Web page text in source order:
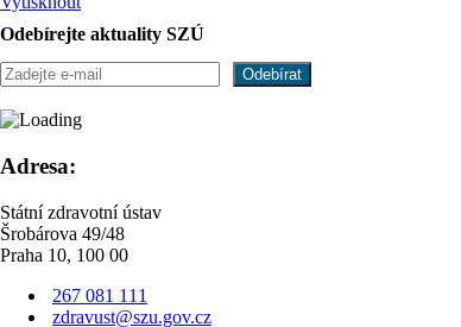
Odebírejte aktuality SZÚ
Adresa:
Státní zdravotní ústav
Šrobárova 49/48
Praha 10, 100 00
267 081 111
zdravust@szu.gov.cz